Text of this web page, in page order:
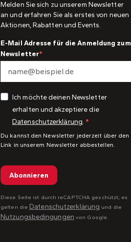
Melden Sie sich zu unserem Newsletter
an und erfahren Sie als erstes von neuen
Aktionen, Rabatten und Events.
E-Mail Adresse für die Anmeldung zum
Newsletter
Ich möchte deinen Newsletter
erhalten und akzeptiere die
Datenschutzerklärung.
Du kannst den Newsletter jederzeit über den
Link in unserem Newsletter abbestellen.
Abonnieren
Diese Seite ist durch reCAPTCHA geschützt; es
gelten die Datenschutzerklärung und die
Nutzungsbedingungen von Google.